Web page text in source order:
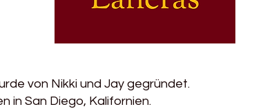
von Nikki und Jay gegründet.
in San Diego, Kalifornien.